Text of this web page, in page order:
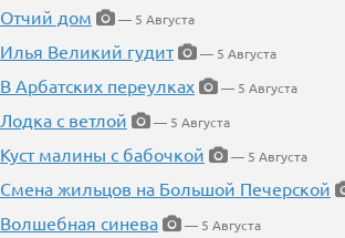
Отчий дом
— 5 Августа
Илья Великий гудит
— 5 Августа
В Арбатских переулках
— 5 Августа
Лодка с ветлой
— 5 Августа
Куст малины с бабочкой
— 5 Августа
Смена жильцов на Большой Печерской
Волшебная синева
— 5 Августа